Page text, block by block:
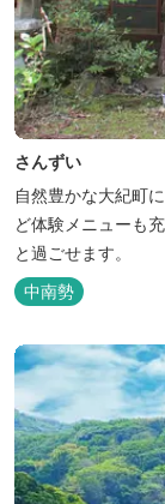
さんずい
自然豊かな大紀町
ど体験メニューも
と過ごせます。
中南勢